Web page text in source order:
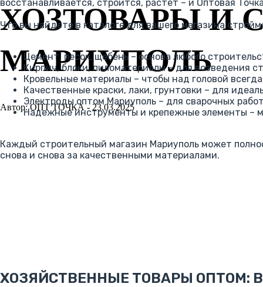
ХОЗТОВАРЫ И
МАРИУПОЛЬ
Автор: ОПТ ТОЧКА - 23.03.2025
восстанавливается, строится, растет – и Оптовая
Что вы найдете в каталоге для вашего магазина
Цемент, песок, щебень – основа любого
Кирпич, блоки, пиломатериалы – для возведения
Кровельные материалы – чтобы над головой
Качественные краски, лаки, грунтовки – для
Электроды оптом Мариуполь – для сварочных
Надежные инструменты и крепежные элементы –
Каждый строительный магазин Мариуполь может
снова и снова за качественными материалами.
ХОЗЯЙСТВЕННЫЕ ТОВАРЫ ОПТОМ: